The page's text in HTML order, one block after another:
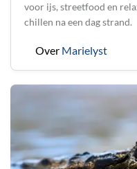
voor ijs, streetfood en
chillen na een dag strand.
Over Marielyst